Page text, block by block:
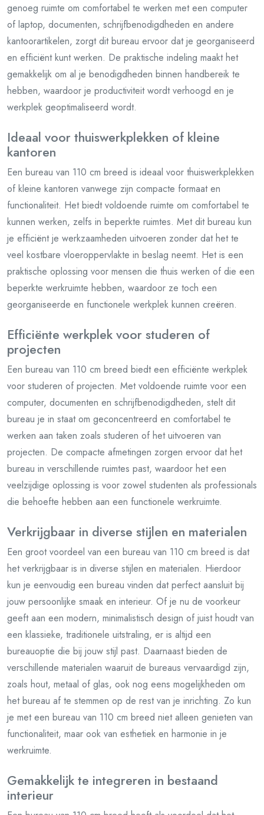
genoeg ruimte om comfortabel te werken met een computer
of laptop, documenten, schrijfbenodigdheden en andere
kantoorartikelen, zorgt dit bureau ervoor dat je georganiseerd
en efficiënt kunt werken. De praktische indeling maakt het
gemakkelijk om al je benodigdheden binnen handbereik te
hebben, waardoor je productiviteit wordt verhoogd en je
werkplek geoptimaliseerd wordt.
Ideaal voor thuiswerkplekken of kleine
kantoren
Een bureau van 110 cm breed is ideaal voor thuiswerkplekken
of kleine kantoren vanwege zijn compacte formaat en
functionaliteit. Het biedt voldoende ruimte om comfortabel te
kunnen werken, zelfs in beperkte ruimtes. Met dit bureau kun
je efficiënt je werkzaamheden uitvoeren zonder dat het te
veel kostbare vloeroppervlakte in beslag neemt. Het is een
praktische oplossing voor mensen die thuis werken of die een
beperkte werkruimte hebben, waardoor ze toch een
georganiseerde en functionele werkplek kunnen creëren.
Efficiënte werkplek voor studeren of
projecten
Een bureau van 110 cm breed biedt een efficiënte werkplek
voor studeren of projecten. Met voldoende ruimte voor een
computer, documenten en schrijfbenodigdheden, stelt dit
bureau je in staat om geconcentreerd en comfortabel te
werken aan taken zoals studeren of het uitvoeren van
projecten. De compacte afmetingen zorgen ervoor dat het
bureau in verschillende ruimtes past, waardoor het een
veelzijdige oplossing is voor zowel studenten als professionals
die behoefte hebben aan een functionele werkruimte.
Verkrijgbaar in diverse stijlen en materialen
Een groot voordeel van een bureau van 110 cm breed is dat
het verkrijgbaar is in diverse stijlen en materialen. Hierdoor
kun je eenvoudig een bureau vinden dat perfect aansluit bij
jouw persoonlijke smaak en interieur. Of je nu de voorkeur
geeft aan een modern, minimalistisch design of juist houdt van
een klassieke, traditionele uitstraling, er is altijd een
bureauoptie die bij jouw stijl past. Daarnaast bieden de
verschillende materialen waaruit de bureaus vervaardigd zijn,
zoals hout, metaal of glas, ook nog eens mogelijkheden om
het bureau af te stemmen op de rest van je inrichting. Zo kun
je met een bureau van 110 cm breed niet alleen genieten van
functionaliteit, maar ook van esthetiek en harmonie in je
werkruimte.
Gemakkelijk te integreren in bestaand
interieur